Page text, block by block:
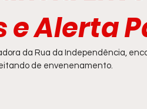
e Alerta
da Rua da Independência,
de envenenamento.